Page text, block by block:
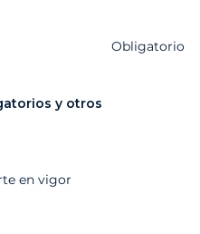
Obligatorio
y otros
en vigor